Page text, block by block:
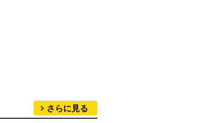
さらに見る